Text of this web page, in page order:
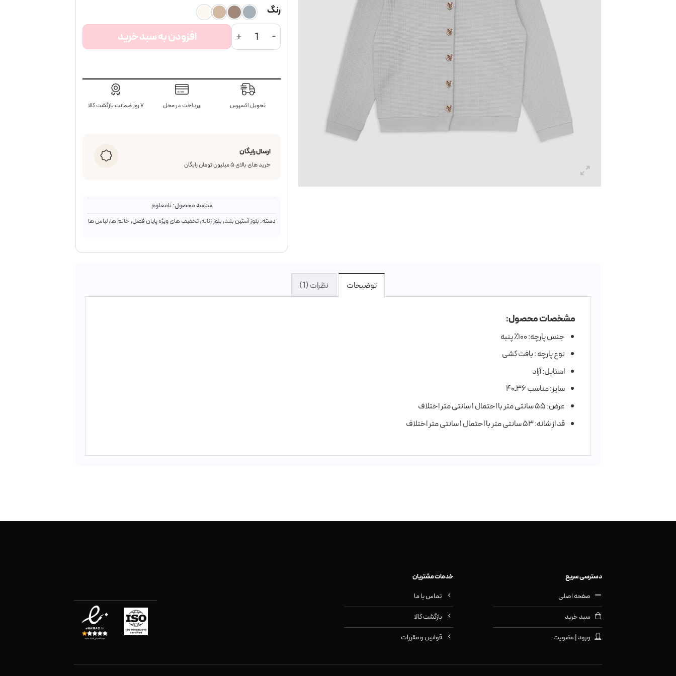
رنگ
کاردیگان بافت وافل Madeleine عدد افزودن به سبد خرید
تحویل اکسپرس پرداخت در محل ۷ روز ضمانت بازگشت کالا
ارسال رایگان
خرید های بالای ۵ میلیون تومان رایگان
شناسه محصول:نامعلوم
دسته:بلوز آستین بلند,بلوز زنانه,تخفیف های ویژه پایان فصل, خانم ها,لباس ها
توضیحات نظرات (1)
مشخصات محصول:
جنس پارچه: ۱۰۰٪ پنبه
نوع پارچه : بافت کشی
استایل: آزاد
سایز: مناسب ۳۶ـ۴۰
عرض: ۵۵ سانتی متر با احتمال ۱ سانتی متر اختلاف
قد از شانه: ۵۳ سانتی متر با احتمال ۱ سانتی متر اختلاف
دسترسی سریع
صفحه اصلی
سبد خرید
ورود | عضویت
خدمات مشتریان
تماس با ما
بازگشت کالا
قوانین و مقررات